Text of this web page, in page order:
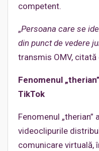
competent.
„Persoana care se
din punct de vedere
transmis OMV, citată
Fenomenul
TikTok
Fenomenul
videoclipurile
comunicare virtuală,